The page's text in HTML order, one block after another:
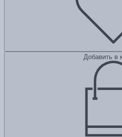
Добавить в